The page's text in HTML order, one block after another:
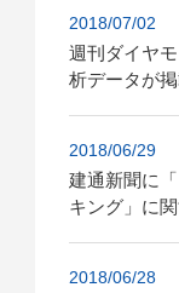
2018/07/02
週刊ダイヤ
析データが掲
2018/06/29
建通新聞に
キング」に
2018/06/28